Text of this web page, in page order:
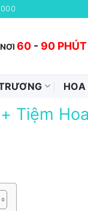
60 - 90 PHÚT
HOA
Tiệm